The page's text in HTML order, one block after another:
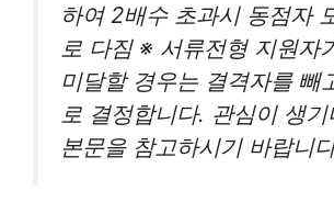
하여 2배수 초과시 동점자
로 다짐 ※ 서류전형 지원자
미달할 경우는 결격자를 빼
로 결정합니다. 관심이 생
본문을 참고하시기 바랍니